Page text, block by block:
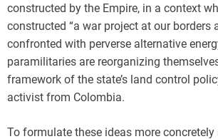
constructed by the Empire, in a context
constructed “a war project at our borders
confronted with perverse alternative
paramilitaries are reorganizing
framework of the state’s land control
activist from Colombia.
To formulate these ideas more concretely